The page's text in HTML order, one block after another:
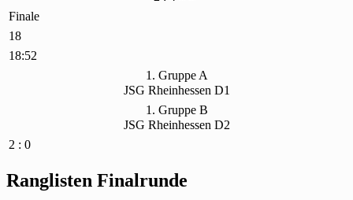
Finale
18
18:52
1. Gruppe A
JSG Rheinhessen D1
1. Gruppe B
JSG Rheinhessen D2
2 : 0
Ranglisten Finalrunde